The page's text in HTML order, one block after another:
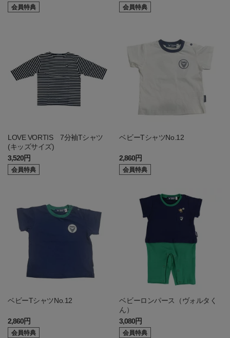
会員特典 会員特典
LOVE VORTIS 7分袖Tシャツ
(キッズサイズ)
3,520円
会員特典
ベビーTシャツNo.12
2,860円
会員特典
ベビーTシャツNo.12
2,860円
会員特典
ベビーロンパース（ヴォルタく
ん）
3,080円
会員特典